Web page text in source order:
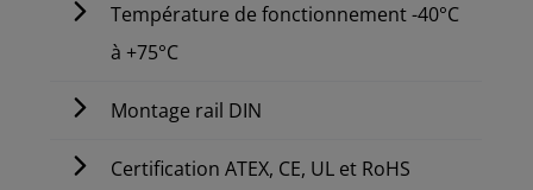
Température de fonctionnement -40°C
à +75°C
Montage rail DIN
Certification ATEX, CE, UL et RoHS